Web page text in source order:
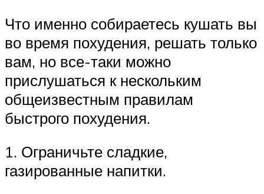
Что именно собираетесь кушать вы
во время похудения, решать только
вам, но все-таки можно
прислушаться к нескольким
общеизвестным правилам
быстрого похудения.
1. Ограничьте сладкие,
газированные напитки.